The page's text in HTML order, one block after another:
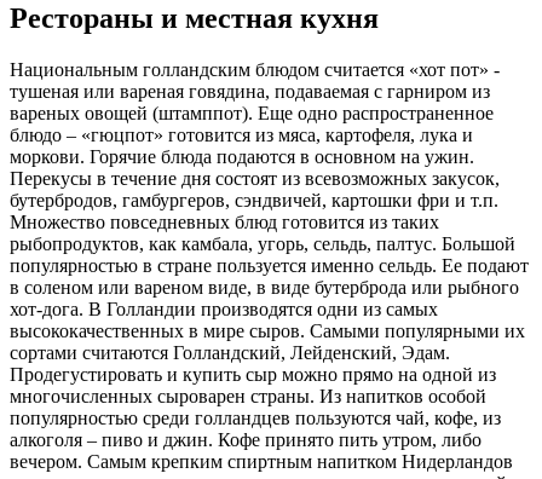
Рестораны и местная кухня
Национальным голландским блюдом считается «хот пот» -
тушеная или вареная говядина, подаваемая с гарниром из
вареных овощей (штамппот). Еще одно распространенное
блюдо – «гюцпот» готовится из мяса, картофеля, лука и
моркови. Горячие блюда подаются в основном на ужин.
Перекусы в течение дня состоят из всевозможных закусок,
бутербродов, гамбургеров, сэндвичей, картошки фри и т.п.
Множество повседневных блюд готовится из таких
рыбопродуктов, как камбала, угорь, сельдь, палтус. Большой
популярностью в стране пользуется именно сельдь. Ее подают
в соленом или вареном виде, в виде бутерброда или рыбного
хот-дога. В Голландии производятся одни из самых
высококачественных в мире сыров. Самыми популярными их
сортами считаются Голландский, Лейденский, Эдам.
Продегустировать и купить сыр можно прямо на одной из
многочисленных сыроварен страны. Из напитков особой
популярностью среди голландцев пользуются чай, кофе, из
алкоголя – пиво и джин. Кофе принято пить утром, либо
вечером. Самым крепким спиртным напитком Нидерландов